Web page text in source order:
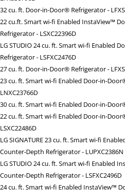
32 cu. ft. Door-in-Door® Refrigerator -
22 cu.ft. Smart wi-fi Enabled InstaView™
Refrigerator - LSXC22396D
LG STUDIO 24 cu. ft. Smart wi-fi Enabled
Refrigerator - LSFXC2476D
27 cu. ft. Door-in-Door® Refrigerator -
23 cu. ft. Smart wi-fi Enabled Door-in-
LNXC23766D
30 cu. ft. Smart wi-fi Enabled Door-in-
22 cu. ft. Smart wi-fi Enabled Door-in-
LSXC22486D
LG SIGNATURE 23 cu. ft. Smart wi-fi
Counter-Depth Refrigerator - LUPXC2386N
LG STUDIO 24 cu. ft. Smart wi-fi Enabled
Counter-Depth Refrigerator - LSFXC2496D
24 cu. ft. Smart wi-fi Enabled InstaView™